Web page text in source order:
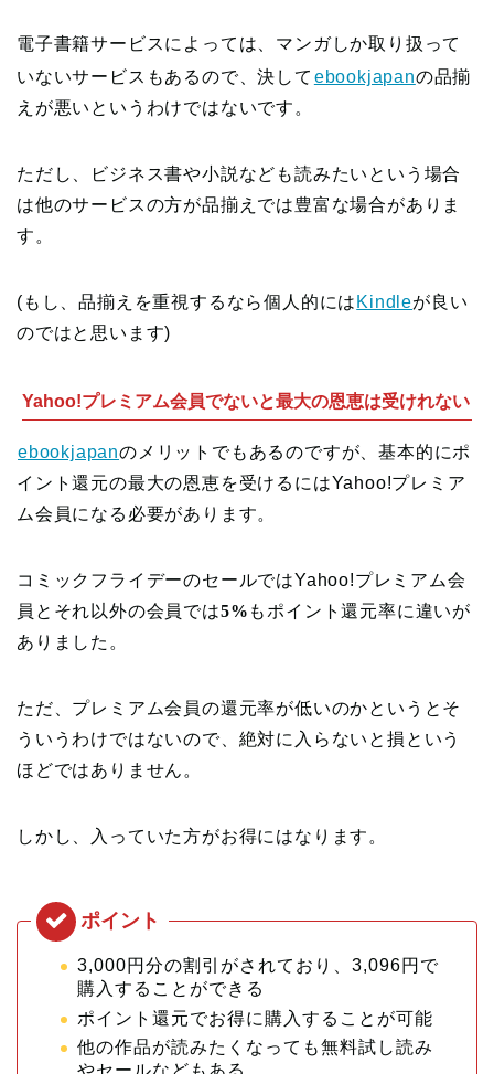
電子書籍サービスによっては、マンガしか取り扱って
いないサービスもあるので、決して ebookjapanの品揃
えが悪いというわけではないです。
ただし、ビジネス書や小説なども読みたいという場合
は他のサービスの方が品揃えでは豊富な場合がありま
す。
(もし、品揃えを重視するなら個人的には Kindleが良い
のではと思います)
Yahoo!プレミアム会員でないと最大の恩恵は受けれない
ebookjapanのメリットでもあるのですが、基本的にポ
イント還元の最大の恩恵を受けるにはYahoo!プレミア
ム会員になる必要があります。
コミックフライデーのセールではYahoo!プレミアム会
員とそれ以外の会員では5% もポイント還元率に違いが
ありました。
ただ、プレミアム会員の還元率が低いのかというとそ
ういうわけではないので、絶対に入らないと損という
ほどではありません。
しかし、入っていた方がお得にはなります。
3,000円分の割引がされており、3,096円で
購入することができる
ポイント還元でお得に購入することが可能
他の作品が読みたくなっても無料試し読み